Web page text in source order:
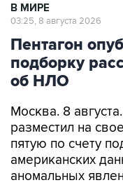
В МИРЕ
03:25, 8 августа 2026
Пентагон
подборку
об НЛО
Москва. 8
разместил на
пятую по счету
американских
аномальных